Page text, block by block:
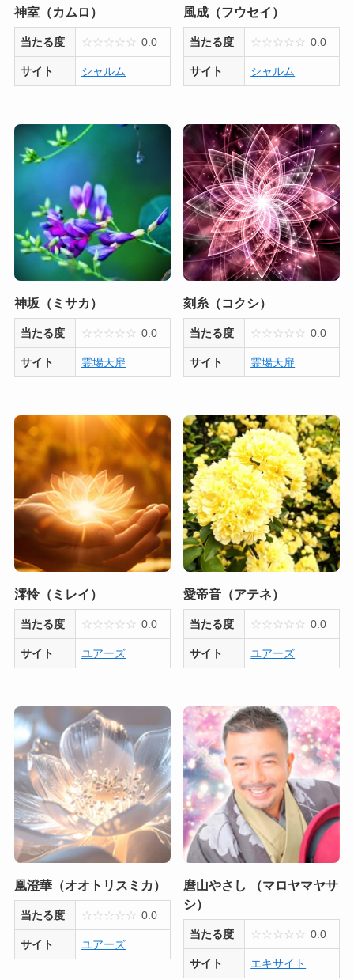
神室（カムロ）
当たる度 ☆ ☆ ☆ ☆ ☆ 0.0
サイト シャルム
風成（フウセイ）
当たる度 ☆ ☆ ☆ ☆ ☆ 0.0
サイト シャルム
神坂（ミサカ）
当たる度 ☆ ☆ ☆ ☆ ☆ 0.0
サイト 霊場天扉
刻糸（コクシ）
当たる度 ☆ ☆ ☆ ☆ ☆ 0.0
サイト 霊場天扉
澪怜（ミレイ）
当たる度 ☆ ☆ ☆ ☆ ☆ 0.0
サイト ユアーズ
愛帝音（アテネ）
当たる度 ☆ ☆ ☆ ☆ ☆ 0.0
サイト ユアーズ
凰澄華（オオトリスミカ）
当たる度 ☆ ☆ ☆ ☆ ☆ 0.0
サイト ユアーズ
麿山やさし （マロヤマヤサ
シ）
当たる度 ☆ ☆ ☆ ☆ ☆ 0.0
サイト エキサイト